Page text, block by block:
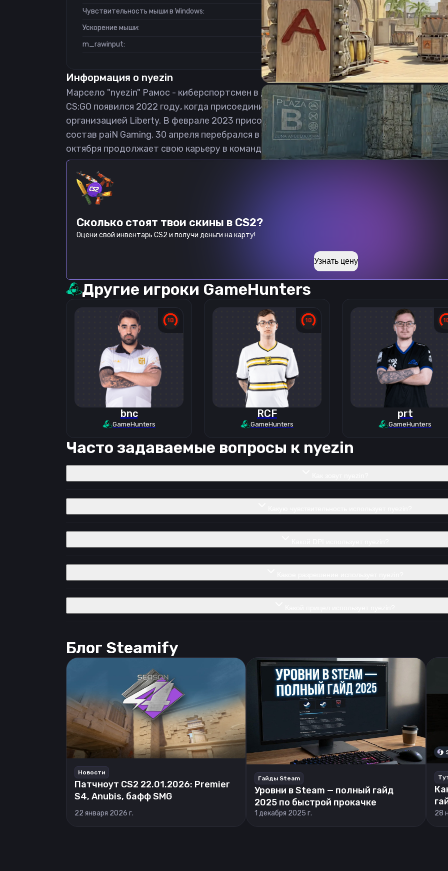
Чувствительность мыши в Windows:
6/11
Ускорение мыши:
0
m_rawinput:
1
Частота обновления
Информация о nyezin
Марсело "nyezin" Рамос - киберспортсмен в дисциплине Counter-Strike: Global
CS:GO появился 2022 году, когда присоединился к коллективу 10org. 16 мая 2022,
организацией Liberty. В феврале 2023 присоединился к коллективу paiN Academy. 2
состав paiN Gaming. 30 апреля перебрался в Case Esports. 21 января 2025 года
октября продолжает свою карьеру в команде GameHunters.
Сколько стоят твои скины в CS2?
Оцени свой инвентарь CS2 и получи деньги на карту!
Узнать цену
Другие игроки GameHunters
bnc
GameHunters
RCF
GameHunters
prt
GameHunters
Часто задаваемые вопросы к nyezin
Блог Steamify
Новости
Патчноут CS2 22.01.2026: Premier
S4, Anubis, бафф SMG
22 января 2026 г.
Гайды Steam
Уровни в Steam — полный гайд
2025 по быстрой прокачке
1 декабря 2025 г. 28